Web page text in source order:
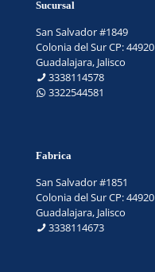
Sucursal
San Salvador #1849
Colonia del Sur CP: 44920
Guadalajara, Jalisco
3338114578
3322544581
Fabrica
San Salvador #1851
Colonia del Sur CP: 44920
Guadalajara, Jalisco
3338114673